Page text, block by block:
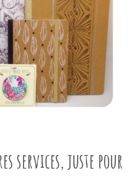
services, juste pour